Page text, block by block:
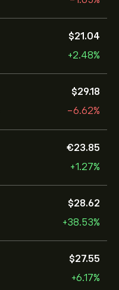
‎$‎21.04
+2.48%
‎$‎29.18
-6.62%
‎€‎23.85
+1.27%
‎$‎28.62
+38.53%
‎$‎27.55
+6.17%